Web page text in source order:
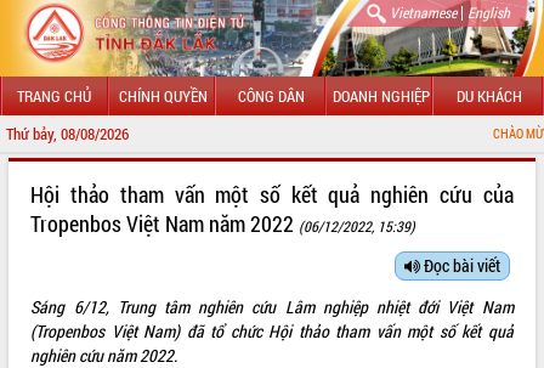
Vietnamese| English
TRANG CHỦ CHÍNH QUYỀN CÔNG DÂN DOANH NGHIỆP DU KHÁCH
Thứ bảy, 08/08/2026 CHÀO MỪNG ĐẾN
LÃNH ĐẠO UBND TỈNH
SỞ, BAN, NGÀNH
Hội thảo tham vấn một số kết quả nghiên cứu của
Tropenbos Việt Nam năm 2022 (06/12/2022, 15:39)
Đọc bài viết
Sáng 6/12, Trung tâm nghiên cứu Lâm nghiệp nhiệt đới Việt Nam
(Tropenbos Việt Nam) đã tổ chức Hội thảo tham vấn một số kết quả
nghiên cứu năm 2022.